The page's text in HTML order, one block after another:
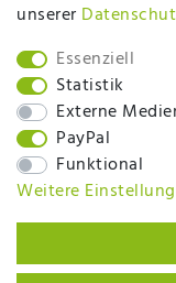
unserer
Essenziell
Statistik
Externe
PayPal
Funktional
Weitere